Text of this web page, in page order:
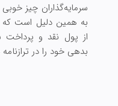
سرمایه‌گذاران چیز
به همین دلیل است
از پول نقد و پرداخت
بدهی خود را در